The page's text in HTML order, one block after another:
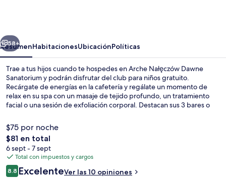
Siguiente
58+
ResumenHabitacionesUbicaciónPolíticas
Trae a tus hijos cuando te hospedes en Arche Nałęczów Dawne
Sanatorium y podrán disfrutar del club para niños gratuito.
Recárgate de energías en la cafetería y regálate un momento de
relax en su spa con un masaje de tejido profundo, un tratamiento
facial o una sesión de exfoliación corporal. Destacan sus 3 bares o
$75 por noche
El
precio
total
es
de
$81 en total
6 sept - 7 sept
Total con impuestos y cargos
Opiniones
8.88.8 de 10,
ExcelenteVer las 10 opiniones